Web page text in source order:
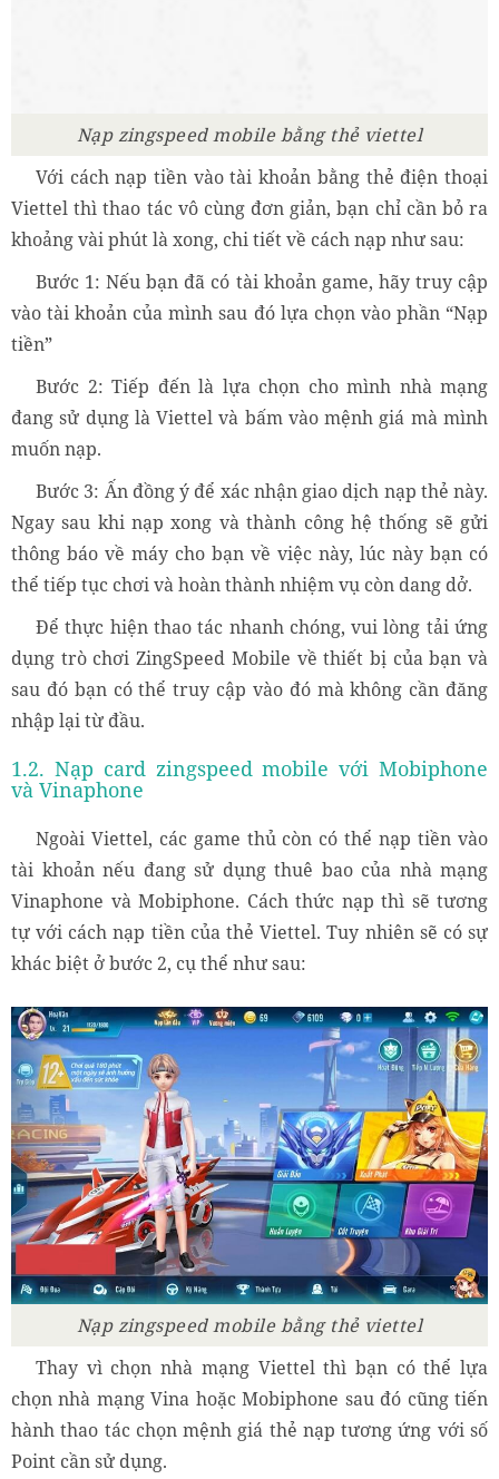
Nạp zingspeed mobile bằng thẻ viettel
Với cách nạp tiền vào tài khoản bằng thẻ điện thoại
Viettel thì thao tác vô cùng đơn giản, bạn chỉ cần bỏ ra
khoảng vài phút là xong, chi tiết về cách nạp như sau:
Bước 1: Nếu bạn đã có tài khoản game, hãy truy cập
vào tài khoản của mình sau đó lựa chọn vào phần “Nạp
tiền”
Bước 2: Tiếp đến là lựa chọn cho mình nhà mạng
đang sử dụng là Viettel và bấm vào mệnh giá mà mình
muốn nạp.
Bước 3: Ấn đồng ý để xác nhận giao dịch nạp thẻ này.
Ngay sau khi nạp xong và thành công hệ thống sẽ gửi
thông báo về máy cho bạn về việc này, lúc này bạn có
thể tiếp tục chơi và hoàn thành nhiệm vụ còn dang dở.
Để thực hiện thao tác nhanh chóng, vui lòng tải ứng
dụng trò chơi ZingSpeed Mobile về thiết bị của bạn và
sau đó bạn có thể truy cập vào đó mà không cần đăng
nhập lại từ đầu.
1.2. Nạp card zingspeed mobile với Mobiphone
và Vinaphone
Ngoài Viettel, các game thủ còn có thể nạp tiền vào
tài khoản nếu đang sử dụng thuê bao của nhà mạng
Vinaphone và Mobiphone. Cách thức nạp thì sẽ tương
tự với cách nạp tiền của thẻ Viettel. Tuy nhiên sẽ có sự
khác biệt ở bước 2, cụ thể như sau:
Nạp zingspeed mobile bằng thẻ viettel
Thay vì chọn nhà mạng Viettel thì bạn có thể lựa
chọn nhà mạng Vina hoặc Mobiphone sau đó cũng tiến
hành thao tác chọn mệnh giá thẻ nạp tương ứng với số
Point cần sử dụng.